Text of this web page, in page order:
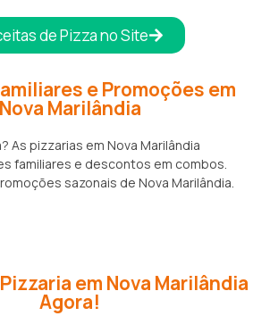
de Pizza no Site
e Promoções em
Nova Marilândia
As pizzarias em Nova Marilândia
familiares e descontos em combos.
sazonais de Nova Marilândia.
em Nova Marilândia
Agora!